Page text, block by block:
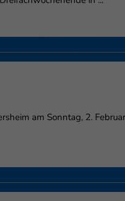
am Sonntag, 2.
Social-Media-Plattformen werden
Medien akzeptiert werden,
mehr.